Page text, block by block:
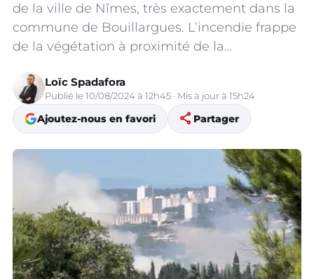
de la ville de Nîmes, très exactement dans la
commune de Bouillargues. L’incendie frappe
de la végétation à proximité de la…
Loïc Spadafora
Publié le 10/08/2024 à 12h45 · Mis à jour à 15h24
Ajoutez-nous en favori share Partager